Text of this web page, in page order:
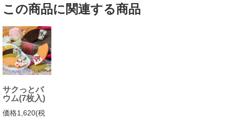
この商品に関連する商品
サクっとバ
ウム(7枚入)
価格1,620(税